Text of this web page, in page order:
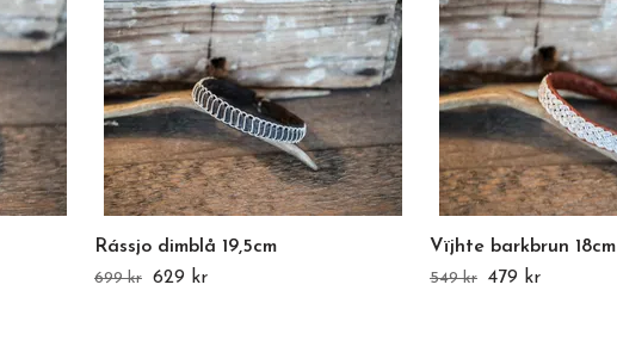
Rássjo dimblå 19,5cm
699 kr 629 kr
Vïjhte barkbrun 18cm
549 kr 479 kr